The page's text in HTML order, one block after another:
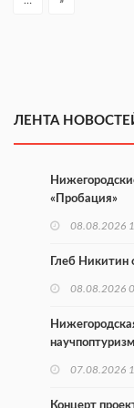
ЛЕНТА
«Пробация»
08.08.2026
Глеб Никитин
08.08.2026
07.08.2026